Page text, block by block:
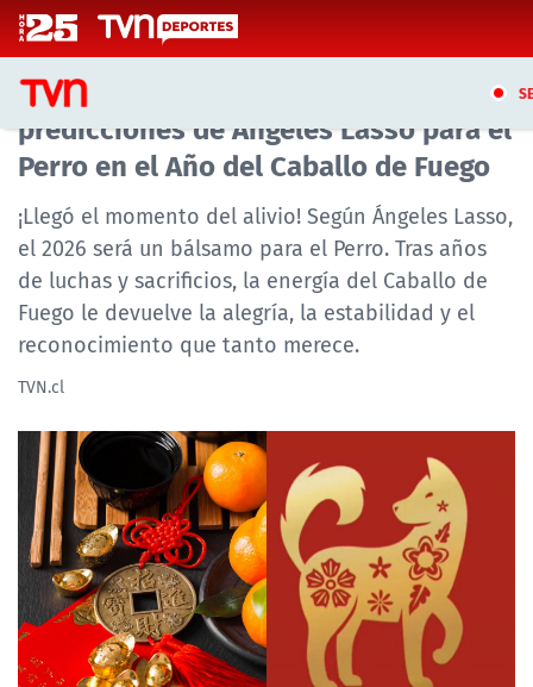
Click acá para ir directamente al contenido
CASTING MASTERCHEF CHILE
CASTING TVN VERTICAL
TVN VERTICAL
TVN PLAY
PROGRAMAS
TELESERIES
NTV
ACTUALIDAD Y TENDENCIAS
CORPORATIVO Y TRANSPARENCIA
Horóscopo Chino 2026: Las
predicciones de Ángeles Lasso para el
Perro en el Año del Caballo de Fuego
¡Llegó el momento del alivio! Según Ángeles Lasso,
el 2026 será un bálsamo para el Perro. Tras años
de luchas y sacrificios, la energía del Caballo de
Fuego le devuelve la alegría, la estabilidad y el
reconocimiento que tanto merece.
TVN.cl